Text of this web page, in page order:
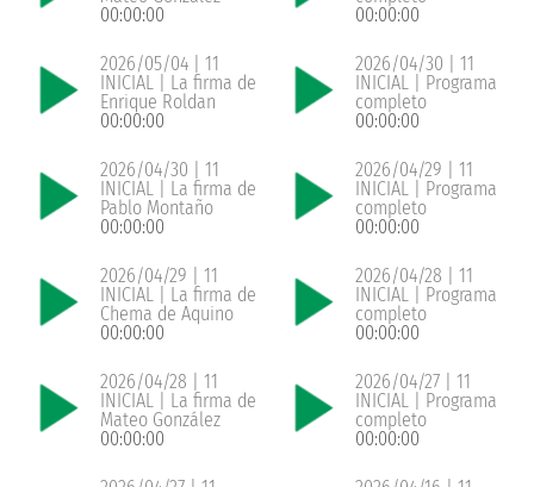
00:00:00
00:00:00
2026/05/04 | 11
INICIAL | La firma de
Enrique Roldan
00:00:00
2026/04/30 | 11
INICIAL | Programa
completo
00:00:00
2026/04/30 | 11
INICIAL | La firma de
Pablo Montaño
00:00:00
2026/04/29 | 11
INICIAL | Programa
completo
00:00:00
2026/04/29 | 11
INICIAL | La firma de
Chema de Aquino
00:00:00
2026/04/28 | 11
INICIAL | Programa
completo
00:00:00
2026/04/28 | 11
INICIAL | La firma de
Mateo González
00:00:00
2026/04/27 | 11
INICIAL | Programa
completo
00:00:00